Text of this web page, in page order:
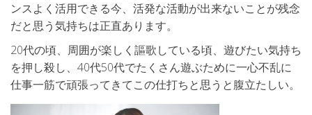
ンスよく活用できる今、活発な活動が出来ないことが残念
だと思う気持ちは正直あります。
20代の頃、周囲が楽しく謳歌している頃、遊びたい気持ち
を押し殺し、40代50代でたくさん遊ぶために一心不乱に
仕事一筋で頑張ってきてこの仕打ちと思うと腹立たしい。